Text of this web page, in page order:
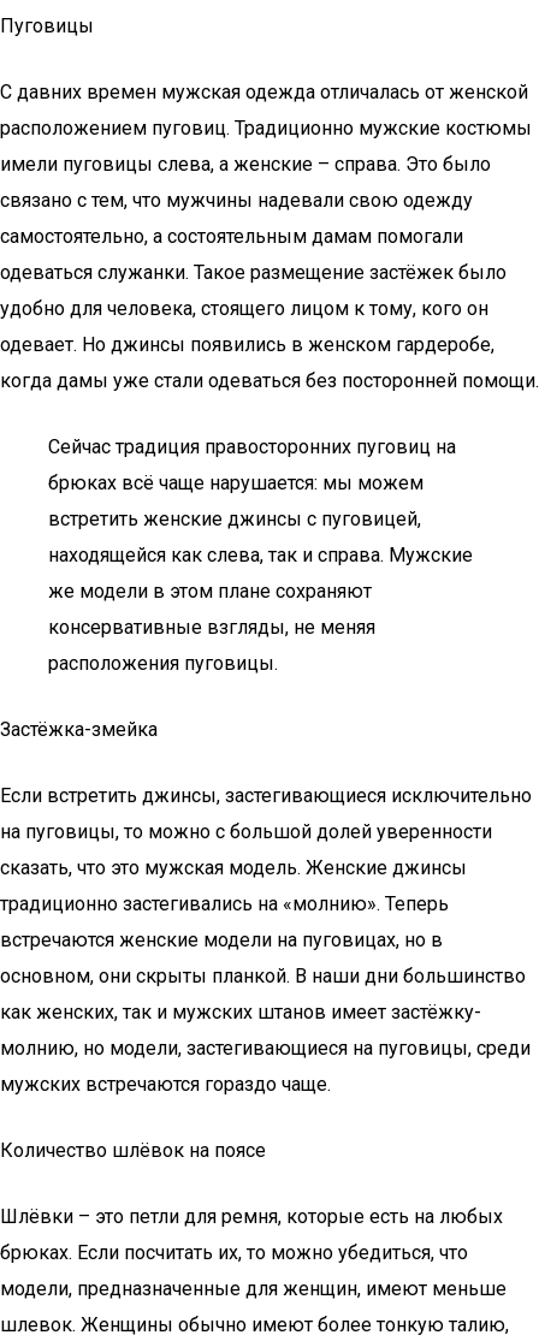
Пуговицы
С давних времен мужская одежда отличалась от женской
расположением пуговиц. Традиционно мужские костюмы
имели пуговицы слева, а женские – справа. Это было
связано с тем, что мужчины надевали свою одежду
самостоятельно, а состоятельным дамам помогали
одеваться служанки. Такое размещение застёжек было
удобно для человека, стоящего лицом к тому, кого он
одевает. Но джинсы появились в женском гардеробе,
когда дамы уже стали одеваться без посторонней помощи.
Сейчас традиция правосторонних пуговиц на
брюках всё чаще нарушается: мы можем
встретить женские джинсы с пуговицей,
находящейся как слева, так и справа. Мужские
же модели в этом плане сохраняют
консервативные взгляды, не меняя
расположения пуговицы.
Застёжка-змейка
Если встретить джинсы, застегивающиеся исключительно
на пуговицы, то можно с большой долей уверенности
сказать, что это мужская модель. Женские джинсы
традиционно застегивались на «молнию». Теперь
встречаются женские модели на пуговицах, но в
основном, они скрыты планкой. В наши дни большинство
как женских, так и мужских штанов имеет застёжку-
молнию, но модели, застегивающиеся на пуговицы, среди
мужских встречаются гораздо чаще.
Количество шлёвок на поясе
Шлёвки – это петли для ремня, которые есть на любых
брюках. Если посчитать их, то можно убедиться, что
модели, предназначенные для женщин, имеют меньше
шлевок. Женщины обычно имеют более тонкую талию,